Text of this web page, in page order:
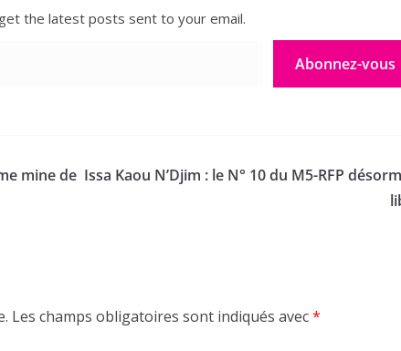
the latest posts sent to your email.
Abonnez-vous
mine de Issa Kaou N’Djim : le N° 10 du M5-RFP
Les champs obligatoires sont indiqués avec*